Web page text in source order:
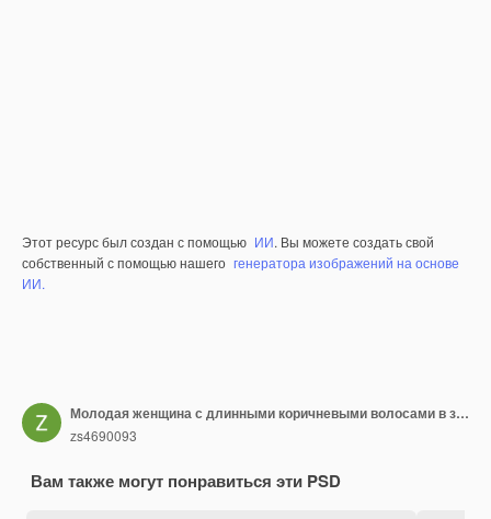
Этот ресурс был создан с помощью ИИ. Вы можете создать свой
собственный с помощью нашего генератора изображений на основе
ИИ.
Молодая женщина с длинными коричневыми волосами в зеленой рубашке и синих джинсах улыбается и указывает вперед на белом фоне
zs4690093
Вам также могут понравиться эти PSD